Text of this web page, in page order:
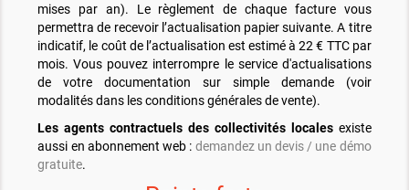
mises par an). Le règlement de chaque facture vous
permettra de recevoir l’actualisation papier suivante. A titre
indicatif, le coût de l’actualisation est estimé à 22 € TTC par
mois. Vous pouvez interrompre le service d'actualisations
de votre documentation sur simple demande (voir
modalités dans les conditions générales de vente).
Les agents contractuels des collectivités localesexiste
aussi en abonnement web : demandez un devis / une démo
gratuite.